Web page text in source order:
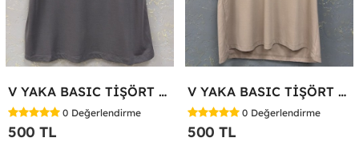
V YAKA BASIC TİŞÖRT Antrasit
0 Değerlendirme
500 TL
V YAKA BASIC TİŞÖRT Bej
0 Değerlendirme
500 TL